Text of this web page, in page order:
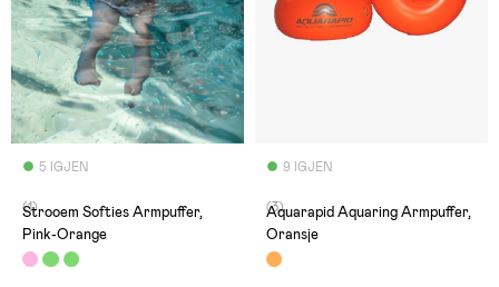
5 IGJEN
(1)
Strooem Softies Armpuffer,
Pink-Orange
9 IGJEN
(3)
Aquarapid Aquaring Armpuffer,
Oransje